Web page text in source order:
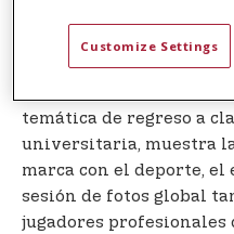
pintorescos paisajes
para la colección global
temática de regreso a
universitaria, muestra
marca con el deporte, el
sesión de fotos global
jugadores profesionales
Customize Settings